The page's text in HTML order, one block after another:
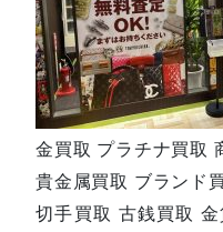
金買取 プラチナ買取
貴金属買取 ブランド
切手買取 古銭買取